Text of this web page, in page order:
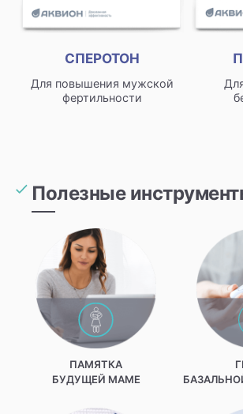
СПЕРОТОН
Для повышения мужской
фертильности
Полезные
ПАМЯТКА
БУДУЩЕЙ МАМЕ